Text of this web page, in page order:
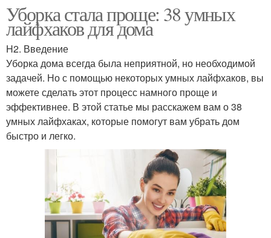
Уборка стала проще: 38 умных
лайфхаков для дома
H2. Введение
Уборка дома всегда была неприятной, но необходимой
задачей. Но с помощью некоторых умных лайфхаков, вы
можете сделать этот процесс намного проще и
эффективнее. В этой статье мы расскажем вам о 38
умных лайфхаках, которые помогут вам убрать дом
быстро и легко.